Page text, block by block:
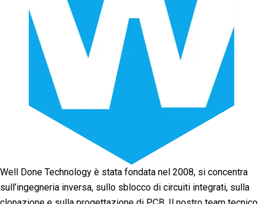
Well Done Technology è stata fondata nel 2008, si concentra
sull’ingegneria inversa, sullo sblocco di circuiti integrati, sulla